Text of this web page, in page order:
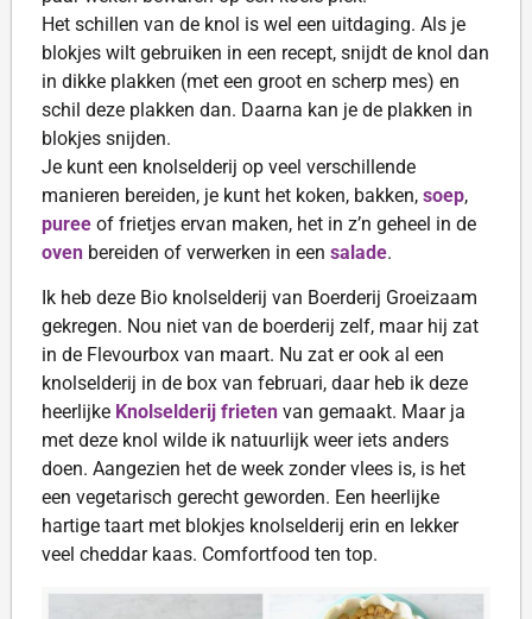
Het schillen van de knol is wel een uitdaging. Als je
blokjes wilt gebruiken in een recept, snijdt de knol dan
in dikke plakken (met een groot en scherp mes) en
schil deze plakken dan. Daarna kan je de plakken in
blokjes snijden.
Je kunt een knolselderij op veel verschillende
manieren bereiden, je kunt het koken, bakken, soep,
puree of frietjes ervan maken, het in z’n geheel in de
oven bereiden of verwerken in een salade.
Ik heb deze Bio knolselderij van Boerderij Groeizaam
gekregen. Nou niet van de boerderij zelf, maar hij zat
in de Flevourbox van maart. Nu zat er ook al een
knolselderij in de box van februari, daar heb ik deze
heerlijke Knolselderij frieten van gemaakt. Maar ja
met deze knol wilde ik natuurlijk weer iets anders
doen. Aangezien het de week zonder vlees is, is het
een vegetarisch gerecht geworden. Een heerlijke
hartige taart met blokjes knolselderij erin en lekker
veel cheddar kaas. Comfortfood ten top.